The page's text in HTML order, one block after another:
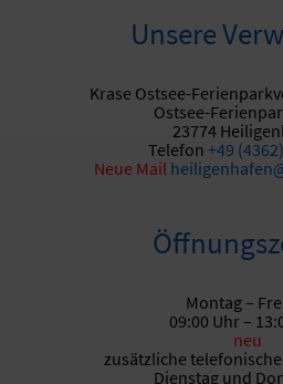
Unsere
Krase Ostsee-
Ostsee-
23774
Telefon +49
Neue Mail
Montag –
09:00 Uhr –
neu
zusätzliche
Dienstag und